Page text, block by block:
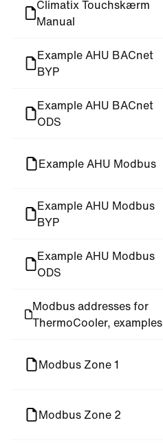
Climatix Touchskærm
Manual
Example AHU BACnet
BYP
Example AHU BACnet
ODS
Example AHU Modbus
Example AHU Modbus
BYP
Example AHU Modbus
ODS
Modbus addresses for
ThermoCooler, examples
Modbus Zone 1
Modbus Zone 2